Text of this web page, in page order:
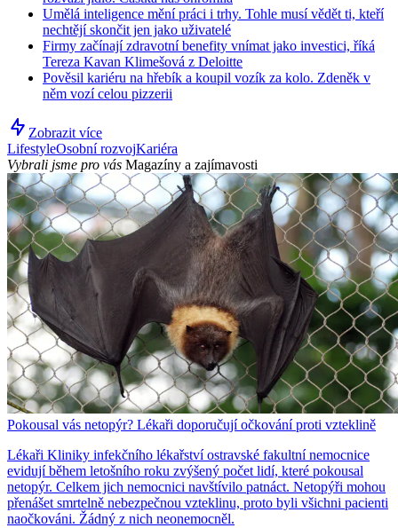
Umělá inteligence mění práci i trhy. Tohle musí vědět ti, kteří
nechtějí skončit jen jako uživatelé
Firmy začínají zdravotní benefity vnímat jako investici, říká
Tereza Kavan Klimešová z Deloitte
Pověsil kariéru na hřebík a koupil vozík za kolo. Zdeněk v
něm vozí celou pizzerii
Zobrazit více
LifestyleOsobní rozvojKariéra
Vybrali jsme pro vás Magazíny a zajímavosti
Pokousal vás netopýr? Lékaři doporučují očkování proti vzteklině
Lékaři Kliniky infekčního lékařství ostravské fakultní nemocnice
evidují během letošního roku zvýšený počet lidí, které pokousal
netopýr. Celkem jich nemocnici navštívilo patnáct. Netopýři mohou
přenášet smrtelně nebezpečnou vzteklinu, proto byli všichni pacienti
naočkováni. Žádný z nich neonemocněl.